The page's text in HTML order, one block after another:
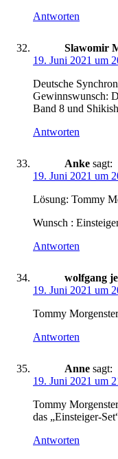
Antworten
Slawomir
19. Juni 2021 um
Deutsche
Gewinnswunsch:
Band 8 und
Antworten
Anke sagt:
19. Juni 2021 um
Lösung: Tommy
Wunsch :
Antworten
wolfgang
19. Juni 2021 um
Tommy
Antworten
Anne sagt:
19. Juni 2021 um
Tommy
das „Einsteiger-
Antworten